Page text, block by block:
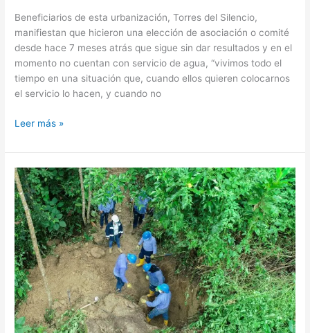
Beneficiarios de esta urbanización, Torres del Silencio,
manifiestan que hicieron una elección de asociación o comité
desde hace 7 meses atrás que sigue sin dar resultados y en el
momento no cuentan con servicio de agua, “vivimos todo el
tiempo en una situación que, cuando ellos quieren colocarnos
el servicio lo hacen, y cuando no
Leer más »
HOY
SE
CONOCERÁ
EL
TIPO
DE
DAÑO
QUE
SUFRE
TUBERÍA
DEL